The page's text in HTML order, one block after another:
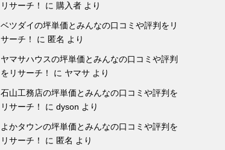
リサーチ！
に 購入者 より
ベツダイの坪単価とみんなの口コミや評判をリ
サーチ！
に 匿名 より
ヤマサハウスの坪単価とみんなの口コミや評判
をリサーチ！
に ヤマサ より
石山工務店の坪単価とみんなの口コミや評判を
リサーチ！
に dyson より
よかタウンの坪単価とみんなの口コミや評判を
リサーチ！
に 匿名 より